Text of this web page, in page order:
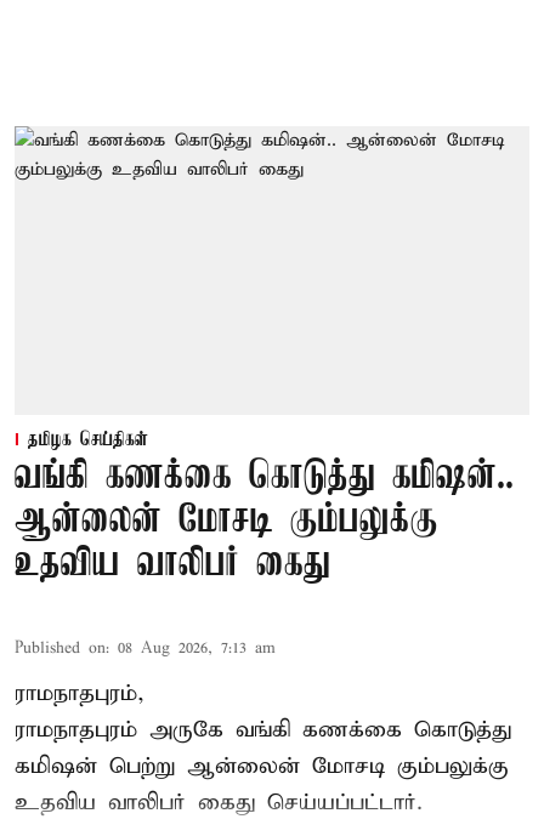
தமிழக செய்திகள்
வங்கி கணக்கை கொடுத்து கமிஷன்..
ஆன்லைன் மோசடி கும்பலுக்கு
உதவிய வாலிபர் கைது
Published on: 08 Aug 2026, 7:13 am
ராமநாதபுரம்,
ராமநாதபுரம் அருகே வங்கி கணக்கை கொடுத்து
கமிஷன் பெற்று ஆன்லைன் மோசடி கும்பலுக்கு
உதவிய வாலிபர் கைது செய்யப்பட்டார்.